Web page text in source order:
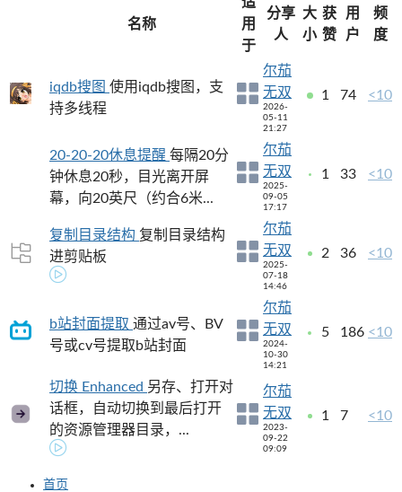
名称
用
于
分享
人
大
小
获
赞
用
户
频
度
iqdb搜图 使用iqdb搜图，支
持多线程
尔茄
无双
2026-
05-11
21:27
1 74 <10
20-20-20休息提醒 每隔20分
钟休息20秒，目光离开屏
幕，向20英尺（约合6米...
尔茄
无双
2025-
09-05
17:17
1 33 <10
复制目录结构 复制目录结构
进剪贴板
尔茄
无双
2025-
07-18
14:46
2 36 <10
b站封面提取 通过av号、BV
号或cv号提取b站封面
尔茄
无双
2024-
10-30
14:21
5 186 <10
切换 Enhanced 另存、打开对
话框，自动切换到最后打开
的资源管理器目录，...
尔茄
无双
2023-
09-22
09:09
1 7 <10
首页